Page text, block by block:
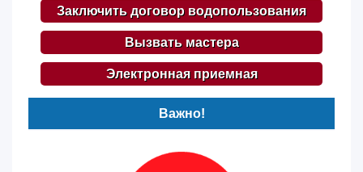
Заключить договор водопользования
Вызвать мастера
Электронная приемная
Важно!